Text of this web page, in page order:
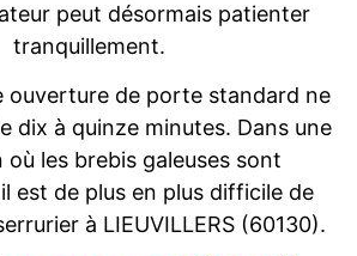
peut désormais patienter
tranquillement.
ouverture de porte standard ne
dix à quinze minutes. Dans une
où les brebis galeuses sont
est de plus en plus difficile de
à LIEUVILLERS (60130).